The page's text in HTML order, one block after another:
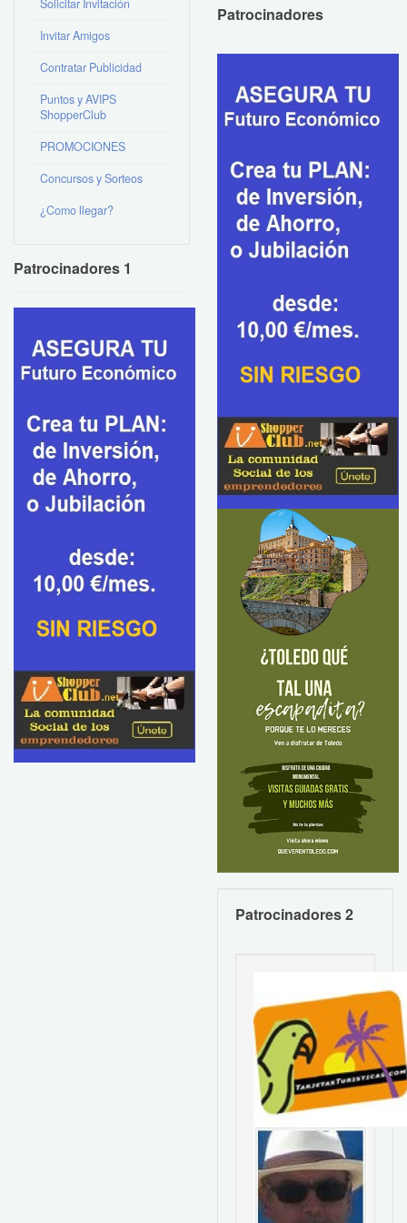
Solicitar Invitación
Invitar Amigos
Contratar Publicidad
Puntos y AVIPS
ShopperClub
PROMOCIONES
Concursos y Sorteos
¿Como llegar?
Patrocinadores 1
Patrocinadores
Patrocinadores 2